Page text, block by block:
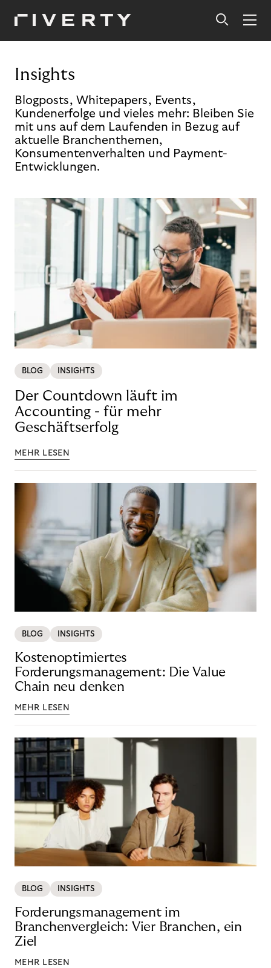
Insights
Blogposts, Whitepapers, Events,
Kundenerfolge und vieles mehr: Bleiben Sie
mit uns auf dem Laufenden in Bezug auf
aktuelle Branchenthemen,
Konsumentenverhalten und Payment-
Entwicklungen.
BLOG INSIGHTS
Der Countdown läuft im
Accounting - für mehr
Geschäftserfolg
MEHR LESEN
BLOG INSIGHTS
Kostenoptimiertes
Forderungsmanagement: Die Value
Chain neu denken
MEHR LESEN
BLOG INSIGHTS
Forderungsmanagement im
Branchenvergleich: Vier Branchen, ein
Ziel
MEHR LESEN